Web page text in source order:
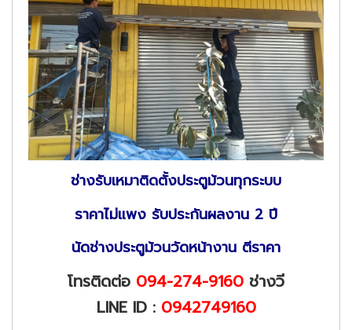
ช่างรับเหมาติดตั้งประตูม้วนทุกระบบ
ราคาไม่แพง รับประกันผลงาน 2 ปี
นัดช่างประตูม้วนวัดหน้างาน ตีราคา
โทรติดต่อ 094-274-9160 ช่างวี
LINE ID : 0942749160